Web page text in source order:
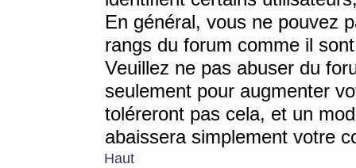
En général, vous ne pouvez
rangs du forum comme il
Veuillez ne pas abuser du
seulement pour augmenter
toléreront pas cela, et un
abaissera simplement votre
Haut